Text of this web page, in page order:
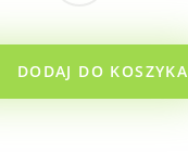
DODAJ DO KOSZYKA